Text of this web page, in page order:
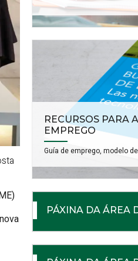
RECURSOS PARA
EMPREGO
Guía de emprego, modelo
PÁXINA DA ÁREA